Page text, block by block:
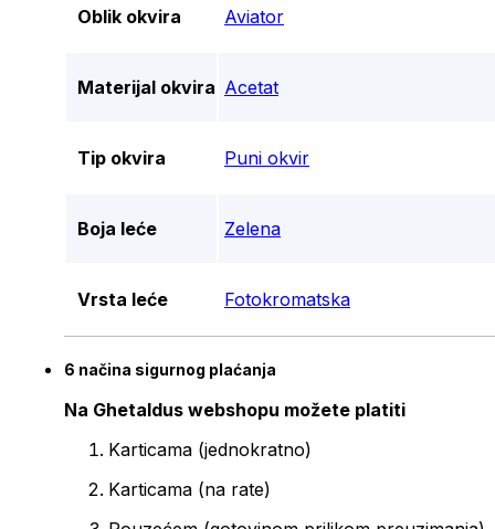
Oblik okvira Aviator
Materijal okvira Acetat
Tip okvira Puni okvir
Boja leće Zelena
Vrsta leće Fotokromatska
6 načina sigurnog plaćanja
Na Ghetaldus webshopu možete platiti
Karticama (jednokratno)
Karticama (na rate)